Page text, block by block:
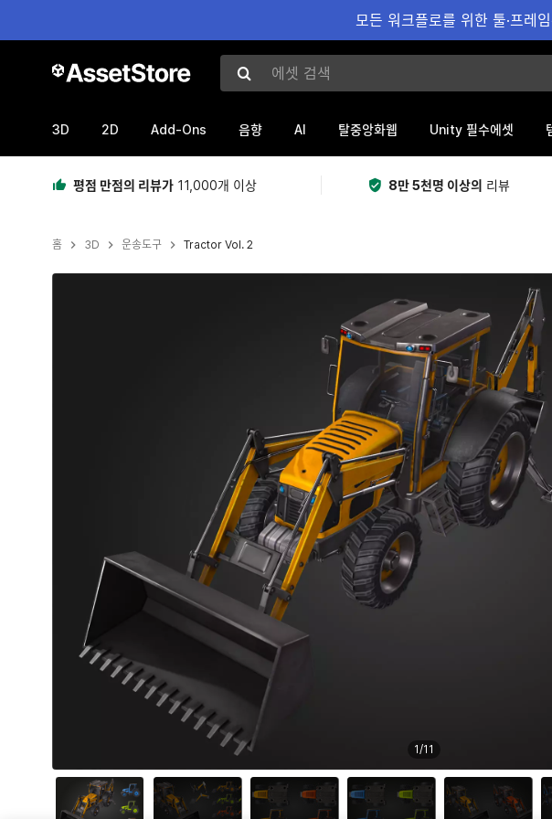
모든 워크플로를 위한 툴·프레
에셋 검색
3D 2D Add-Ons 음향 AI 탈중앙화웹 Unity 필수에셋
평점 만점의 리뷰가 11,000개 이상 8만 5천명 이상의 리뷰
홈 3D 운송도구 Tractor Vol. 2
1/11